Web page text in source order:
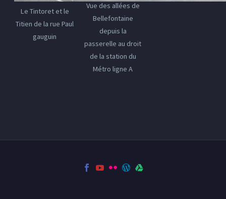
Le Tintoret et le
Titien de la rue Paul
gauguin
Vue des allées de
Bellefontaine
depuis la
passerelle au droit
de la station du
Métro ligne A